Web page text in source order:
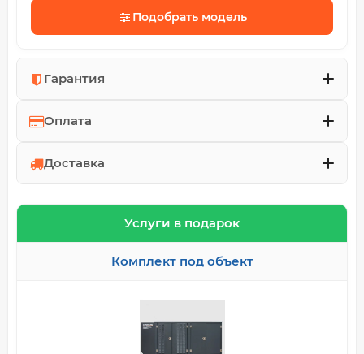
Подобрать модель
Гарантия
Оплата
Доставка
Услуги в подарок
Комплект под объект